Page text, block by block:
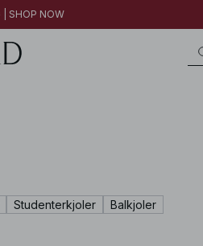
| SHOP NOW
Studenterkjoler Balkjoler